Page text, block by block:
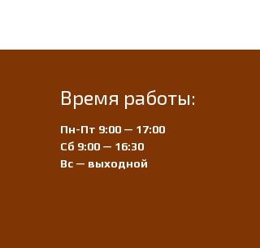
Время работы:
Пн-Пт 9:00 — 17:00
Сб 9:00 — 16:30
Вс — выходной